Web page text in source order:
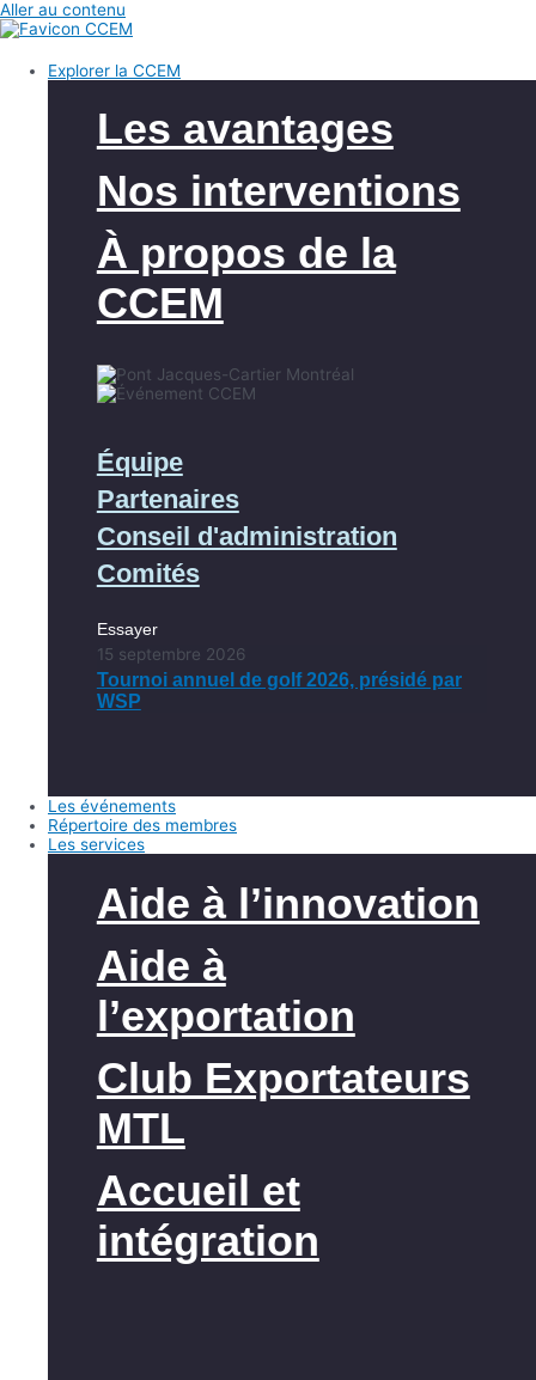
Aller au contenu
Explorer la CCEM
Les avantages
Nos interventions
À propos de la
CCEM
Équipe
Partenaires
Conseil d'administration
Comités
Essayer
15 septembre 2026
Tournoi annuel de golf 2026, présidé par
WSP
Les événements
Répertoire des membres
Les services
Aide à l’innovation
Aide à
l’exportation
Club Exportateurs
MTL
Accueil et
intégration